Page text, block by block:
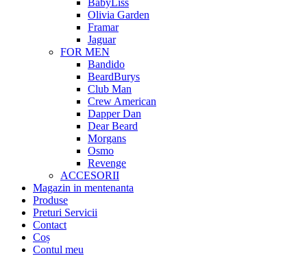
BabyLiss
Olivia Garden
Framar
Jaguar
FOR MEN
Bandido
BeardBurys
Club Man
Crew American
Dapper Dan
Dear Beard
Morgans
Osmo
Revenge
ACCESORII
Magazin in mentenanta
Produse
Preturi Servicii
Contact
Coș
Contul meu